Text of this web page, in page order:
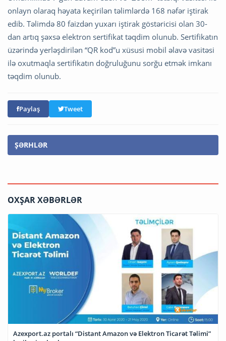
onlayn olaraq həyata keçirilən təlimlərdə 168 nəfər iştirak
edib. Təlimdə 80 faizdən yuxarı iştirak göstəricisi olan 30-
dan artıq şəxsə elektron sertifikat təqdim olunub. Sertifikatın
üzərində yerləşdirilən “QR kod”u xüsusi mobil əlavə vasitəsi
ilə oxutmaqla sertifikatın doğruluğunu sorğu etmək imkanı
təqdim olunub.
Paylaş Tweet
ŞƏRHLƏR
OXŞAR XƏBƏRLƏR
Azexport.az portalı “Distant Amazon və Elektron Ticarət Təlimi”